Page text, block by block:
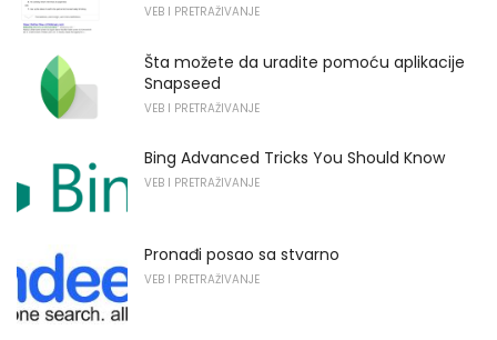
VEB I PRETRAŽIVANJE
Šta možete da uradite pomoću aplikacije
Snapseed
VEB I PRETRAŽIVANJE
Bing Advanced Tricks You Should Know
VEB I PRETRAŽIVANJE
Pronađi posao sa stvarno
VEB I PRETRAŽIVANJE